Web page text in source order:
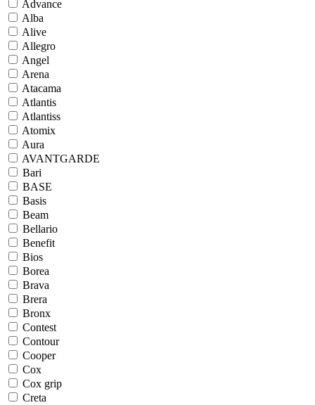
Advance
Alba
Alive
Allegro
Angel
Arena
Atacama
Atlantis
Atlantiss
Atomix
Aura
AVANTGARDE
Bari
BASE
Basis
Beam
Bellario
Benefit
Bios
Borea
Brava
Brera
Bronx
Contest
Contour
Cooper
Cox
Cox grip
Creta